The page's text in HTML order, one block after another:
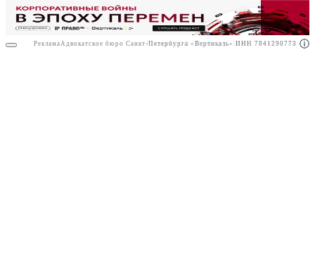
РекламаООО "Право.ру" ИНН: 7704835288
Реклама Адвокатское бюро Санкт-Петербурга «Вертикаль» ИНН 7841290773